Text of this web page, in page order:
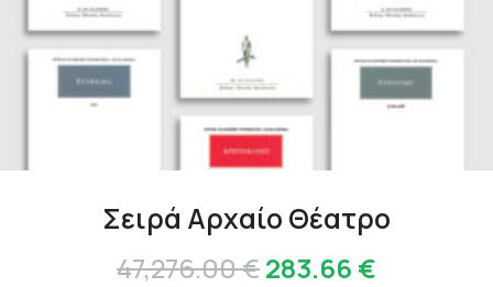
Σειρά Αρχαίο Θέατρο
47,276.00€Original
283.66 €